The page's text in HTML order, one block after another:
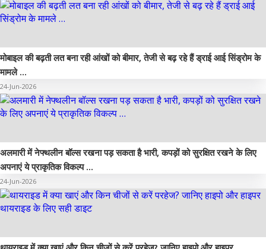
मोबाइल की बढ़ती लत बना रही आंखों को बीमार, तेजी से बढ़ रहे हैं ड्राई आई सिंड्रोम के
मामले …
24-Jun-2026
अलमारी में नेफ्थलीन बॉल्स रखना पड़ सकता है भारी, कपड़ों को सुरक्षित रखने के लिए
अपनाएं ये प्राकृतिक विकल्प …
24-Jun-2026